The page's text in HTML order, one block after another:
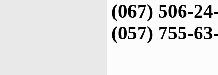
(067) 506-
(057) 755-